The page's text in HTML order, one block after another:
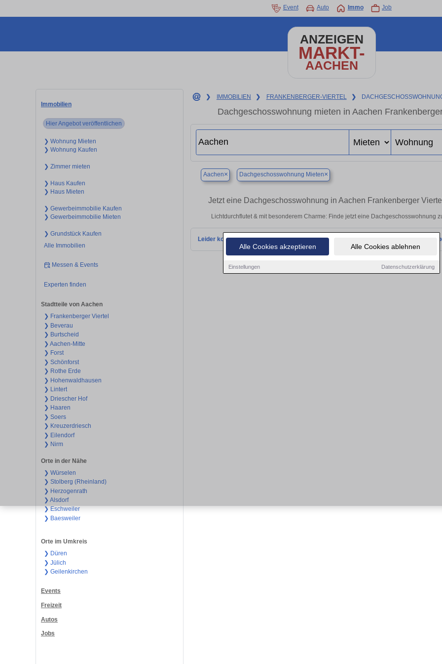
Alle Cookies akzeptieren Alle Cookies ablehnen
Einstellungen Datenschutzerklärung
Event Auto Immo Job
ANZEIGEN
MARKT-
AACHEN
Immobilien
Hier Angebot veröffentlichen
❯ Wohnung Mieten
❯ Wohnung Kaufen
❯ Zimmer mieten
❯ Haus Kaufen
❯ Haus Mieten
❯ Gewerbeimmobilie Kaufen
❯ Gewerbeimmobilie Mieten
❯ Grundstück Kaufen
Alle Immobilien
Messen & Events
Experten finden
Stadtteile von Aachen
❯ Frankenberger Viertel
❯ Beverau
❯ Burtscheid
❯ Aachen-Mitte
❯ Forst
❯ Schönforst
❯ Rothe Erde
❯ Hohenwaldhausen
❯ Lintert
❯ Driescher Hof
❯ Haaren
❯ Soers
❯ Kreuzerdriesch
❯ Eilendorf
❯ Nirm
Orte in der Nähe
❯ Würselen
❯ Stolberg (Rheinland)
❯ Herzogenrath
❯ Alsdorf
❯ Eschweiler
❯ Baesweiler
Orte im Umkreis
❯ Düren
❯ Jülich
❯ Geilenkirchen
Events
Freizeit
Autos
Jobs
❯ IMMOBILIEN ❯ FRANKENBERGER-VIERTEL ❯
Dachgeschosswohnung mieten in Aachen
Aachen× Dachgeschosswohnung Mieten×
Jetzt eine Dachgeschosswohnung in Aachen Frankenberger
Lichtdurchflutet & mit besonderem Charme: Finde jetzt eine Dachgeschosswohnung
Leider konnten wir derzeit keine passenden Objekte finden. Schauen Sie bald wieder